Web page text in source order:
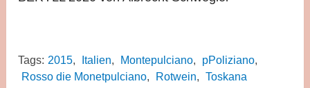
Tags: 2015, Italien, Montepulciano, pPoliziano,
Rosso die Monetpulciano, Rotwein, Toskana